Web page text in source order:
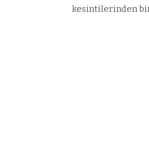
kesintilerinden